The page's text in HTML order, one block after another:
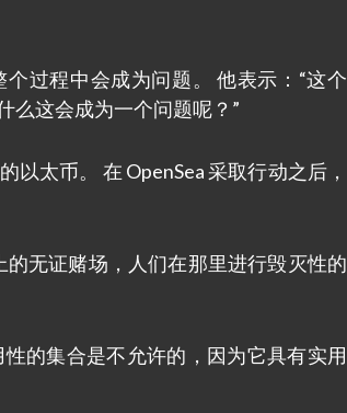
过程中会成为问题。 他表示：“这个
么这会成为一个问题呢？”
太币。 在 OpenSea 采取行动之后，
的无证赌场，人们在那里进行毁灭性的
的集合是不允许的，因为它具有实用